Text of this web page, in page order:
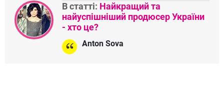
В статті: Найкращий та
найуспішніший продюсер України
- хто це?
Anton Sova